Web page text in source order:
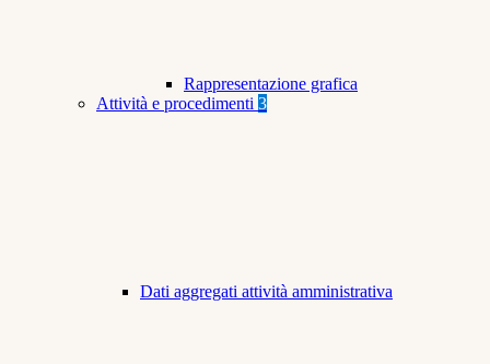
Rappresentazione grafica
Attività e procedimenti 3
Dati aggregati attività amministrativa